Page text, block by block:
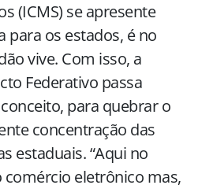
(ICMS) se apresente
para os estados, é no
vive. Com isso, a
Federativo passa
para quebrar o
concentração das
estaduais. “Aqui no
comércio eletrônico mas,